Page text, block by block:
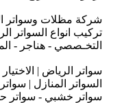
شركة مظلات وسواتر
تركيب انواع السواتر
التخـصصي - هناجر -
سواتر الرياض |
السواتر المنازل |
سواتر خشبي - سواتر